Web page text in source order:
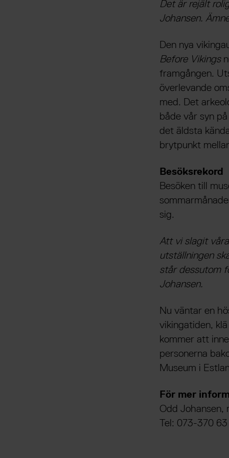
Det är rejält
Johansen.
Den nya
Before Vikings
framgången.
överlevande
med. Det
både vår syn
det äldsta
brytpunkt
Besöksrekord
Besöken till
sig.
Att vi slagit
utställningen
står dessutom
Johansen.
Nu väntar en
vikingatiden,
kommer att
personerna
Museum i
För mer
Odd Johansen,
Tel: 073-370 63